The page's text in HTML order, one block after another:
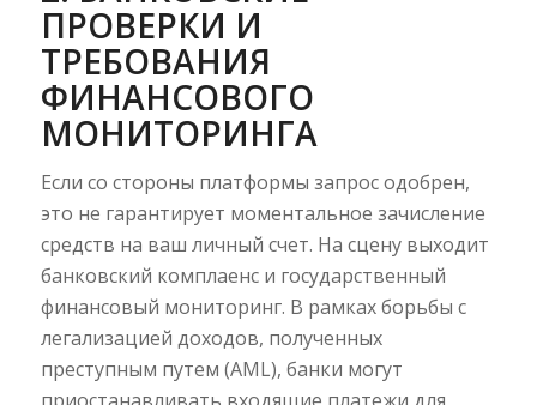
ПРОВЕРКИ И
ТРЕБОВАНИЯ
ФИНАНСОВОГО
МОНИТОРИНГА
Если со стороны платформы запрос одобрен,
это не гарантирует моментальное зачисление
средств на ваш личный счет. На сцену выходит
банковский комплаенс и государственный
финансовый мониторинг. В рамках борьбы с
легализацией доходов, полученных
преступным путем (AML), банки могут